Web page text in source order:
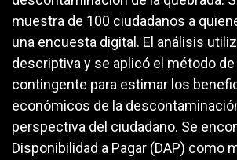
muestra de 100 ciudadanos a
una encuesta digital. El análisis
descriptiva y se aplicó el método
contingente para estimar los
económicos de la
perspectiva del ciudadano. Se
Disponibilidad a Pagar (DAP) como